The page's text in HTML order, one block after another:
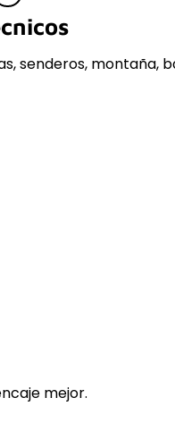
senderos, montaña,
mejor.